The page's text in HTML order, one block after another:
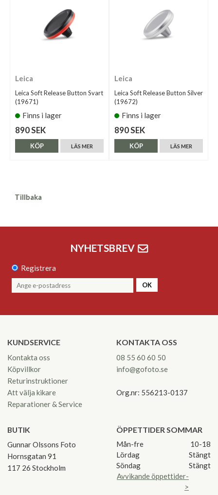
Leica
Leica Soft Release Button Svart
(19671)
Finns i lager
890 SEK
LÄS MER
KÖP
Leica
Leica Soft Release Button Silver
(19672)
Finns i lager
890 SEK
LÄS MER
KÖP
Tillbaka
NYHETSBREV
Registrera
OK
KUNDSERVICE
Kontakta oss
Köpvillkor
Returinstruktioner
Att välja kikare
Reparationer & Service
KONTAKTA OSS
08 55 60 60 50
info@gofoto.se
Org.nr: 556213-0137
BUTIK
Gunnar Olssons Foto
Hornsgatan 91
117 26 Stockholm
ÖPPETTIDER SOMMAR
Mån-fre
10-18
Lördag
Stängt
Söndag
Stängt
Avvikande öppettider-
>